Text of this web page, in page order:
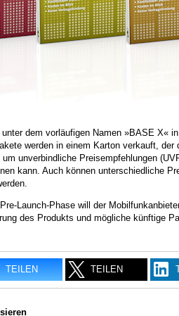
dem vorläufigen Namen »BASE X«
werden in einem Karton verkauft,
unverbindliche Preisempfehlungen
kann. Auch können unterschiedliche
Launch-Phase will der
des Produkts und mögliche künftige
TEILEN TEILEN